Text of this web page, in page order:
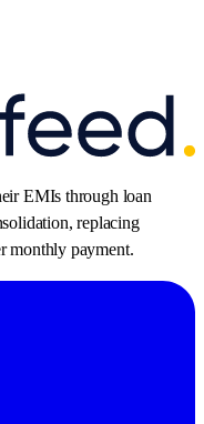
EMIs through loan
replacing
monthly payment.